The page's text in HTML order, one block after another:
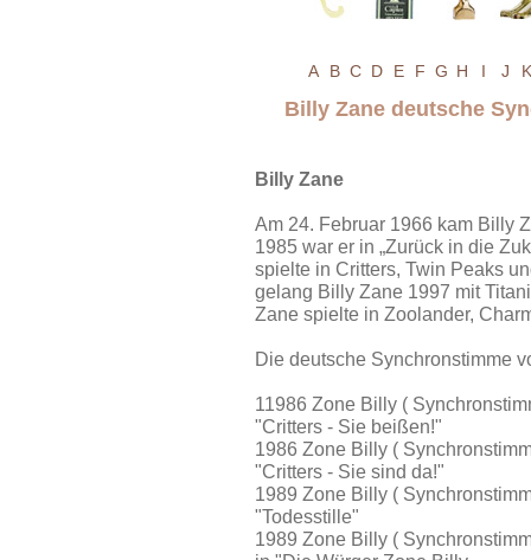
A B C D E F G H I J K
Billy Zane deutsche
Billy Zane
Am 24. Februar 1966 kam Billy
1985 war er in „Zurück in die
spielte in Critters, Twin Peaks
gelang Billy Zane 1997 mit
Zane spielte in Zoolander,
Die deutsche Synchronstimme
11986 Zone Billy (
"Critters - Sie beißen!"
1986 Zone Billy (
"Critters - Sie sind da!"
1989 Zone Billy (
"Todesstille"
1989 Zone Billy (